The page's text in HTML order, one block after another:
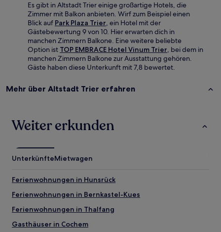
Es gibt in Altstadt Trier einige großartige Hotels, die
Zimmer mit Balkon anbieten. Wirf zum Beispiel einen
Blick auf Park Plaza Trier, ein Hotel mit der
Gästebewertung 9 von 10. Hier erwarten dich in
manchen Zimmern Balkone. Eine weitere beliebte
Option ist TOP EMBRACE Hotel Vinum Trier, bei dem in
manchen Zimmern Balkone zur Ausstattung gehören.
Gäste haben diese Unterkunft mit 7,8 bewertet.
Mehr über Altstadt Trier erfahren
Weiter erkunden
UnterkünfteMietwagen
Ferienwohnungen in Hunsrück
Ferienwohnungen in Bernkastel-Kues
Ferienwohnungen in Thalfang
Gasthäuser in Cochem